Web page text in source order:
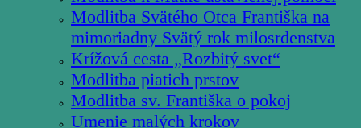
Modlitba Svätého Otca Františka na
mimoriadny Svätý rok milosrdenstva
Krížová cesta „Rozbitý svet“
Modlitba piatich prstov
Modlitba sv. Františka o pokoj
Umenie malých krokov